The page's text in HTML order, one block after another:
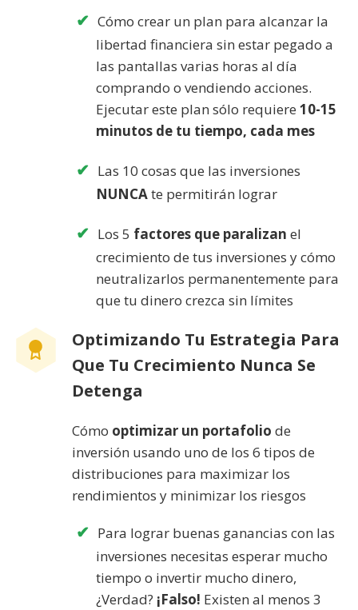
Cómo crear un plan para alcanzar la
libertad financiera sin estar pegado a
las pantallas varias horas al día
comprando o vendiendo acciones.
Ejecutar este plan sólo requiere 10-15
minutos de tu tiempo, cada mes
Las 10 cosas que las inversiones
NUNCAte permitirán lograr
Los 5 factores que paralizan el
crecimiento de tus inversiones y cómo
neutralizarlos permanentemente para
que tu dinero crezca sin límites
Optimizando Tu Estrategia Para
Que Tu Crecimiento Nunca Se
Detenga
Cómo optimizar un portafolio de
inversión usando uno de los 6 tipos de
distribuciones para maximizar los
rendimientos y minimizar los riesgos
Para lograr buenas ganancias con las
inversiones necesitas esperar mucho
tiempo o invertir mucho dinero,
¿Verdad? ¡Falso! Existen al menos 3